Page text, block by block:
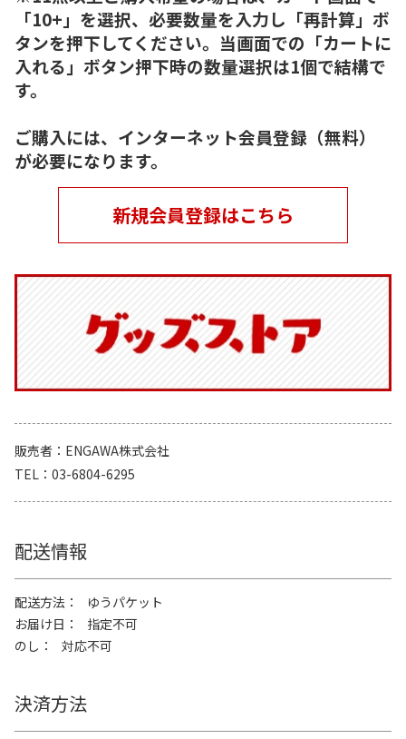
「10+」を選択、必要数量を入力し「再計算」ボ
タンを押下してください。当画面での「カートに
入れる」ボタン押下時の数量選択は1個で結構で
す。
ご購入には、インターネット会員登録（無料）
が必要になります。
新規会員登録はこちら
販売者
ENGAWA株式会社
TEL
03-6804-6295
配送情報
配送方法
ゆうパケット
お届け日
指定不可
のし
対応不可
決済方法